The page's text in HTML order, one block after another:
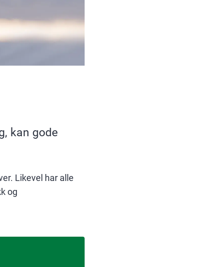
kan gode
Likevel har alle
og